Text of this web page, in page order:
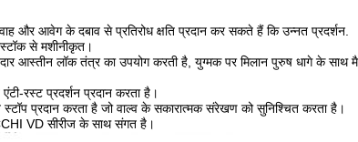
और आवेग के दबाव से प्रतिरोध क्षति प्रदान कर सकते हैं कि उन्नत प्रदर्शन.
से मशीनीकृत।
आस्तीन लॉक तंत्र का उपयोग करती है, युग्मक पर मिलान पुरुष धागे के
रस्ट प्रदर्शन प्रदान करता है।
प्रदान करता है जो वाल्व के सकारात्मक संरेखण को सुनिश्चित करता है।
VD सीरीज के साथ संगत है।